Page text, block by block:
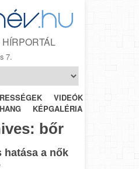
7.
VIDEÓK
HÉTRŐL-
KÉPGALÉRIA
bőr
hatása a nők